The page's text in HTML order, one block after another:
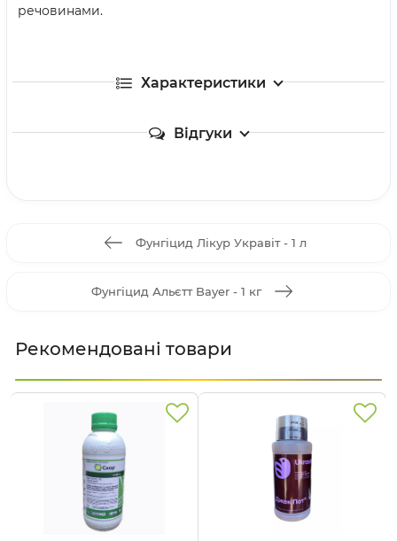
речовинами.
Характеристики
Відгуки
Фунгіцид Лікур Укравіт - 1 л
Фунгіцид Альєтт Bayer - 1 кг
Рекомендовані товари